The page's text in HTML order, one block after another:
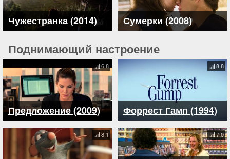
Чужестранка (2014) Сумерки (2008)
Поднимающий настроение
Предложение (2009)
6.8
Форрест Гамп (1994)
8.8
8.1 7.0